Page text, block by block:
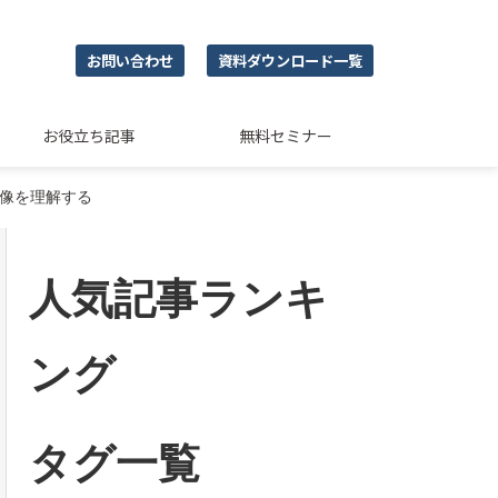
お問い合わせ 資料ダウンロード一覧
お役立ち記事 無料セミナー
を理解する
人気記事ランキ
ング
タグ一覧